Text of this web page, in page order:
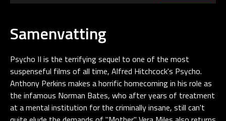
Samenvatting
Psycho II is the terrifying sequel to one of the most
suspenseful films of all time, Alfred Hitchcock's Psycho.
Anthony Perkins makes a horrific homecoming in his role as
the infamous Norman Bates, who after years of treatment
at a mental institution for the criminally insane, still can't